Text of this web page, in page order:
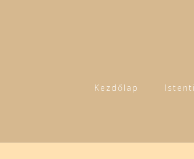
Kezdőlap